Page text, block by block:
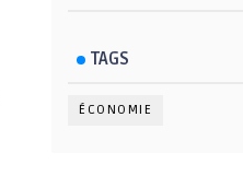
TAGS
ÉCONOMIE